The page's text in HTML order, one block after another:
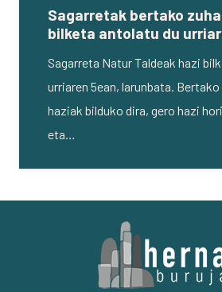
Sagarretak bertako
bilketa antolatu du
Sagarreta Natur Taldeak hazi
urriaren 5ean, larunbata.
haziak bilduko dira, gero hazi
eta…